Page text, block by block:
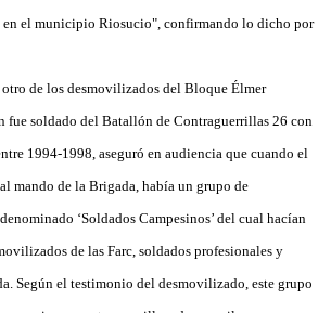
en el municipio Riosucio", confirmando lo dicho por
de los desmovilizados del Bloque Élmer
fue soldado del Batallón de Contraguerrillas 26 con
1994-1998, aseguró en audiencia que cuando el
mando de la Brigada, había un grupo de
‘Soldados Campesinos’ del cual hacían
de las Farc, soldados profesionales y
Según el testimonio del desmovilizado, este grupo